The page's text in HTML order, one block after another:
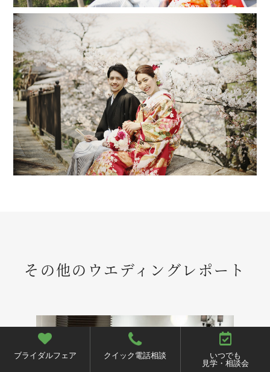
その他のウエディングレポート
ブライダルフェア クイック電話相談
いつでも
見学・相談会